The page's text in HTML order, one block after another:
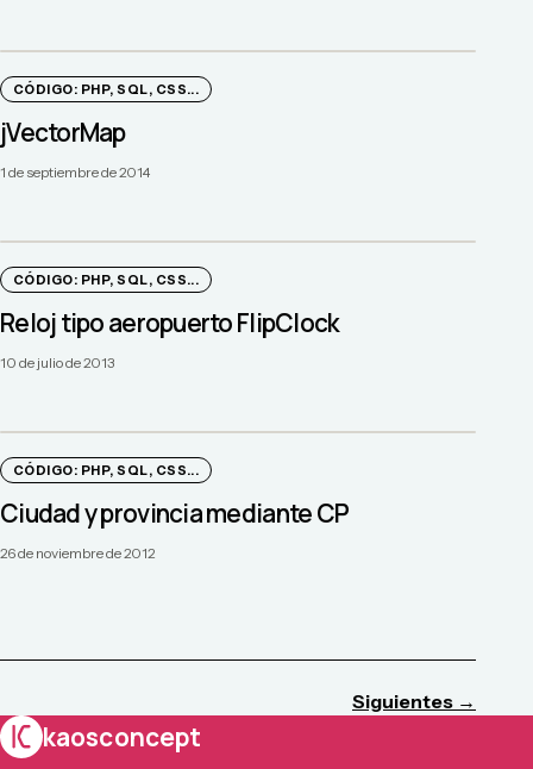
CÓDIGO: PHP, SQL, CSS...
jVectorMap
1 de septiembre de 2014
CÓDIGO: PHP, SQL, CSS...
Reloj tipo aeropuerto FlipClock
10 de julio de 2013
CÓDIGO: PHP, SQL, CSS...
Ciudad y provincia mediante CP
26 de noviembre de 2012
Siguientes →
kaosconcept